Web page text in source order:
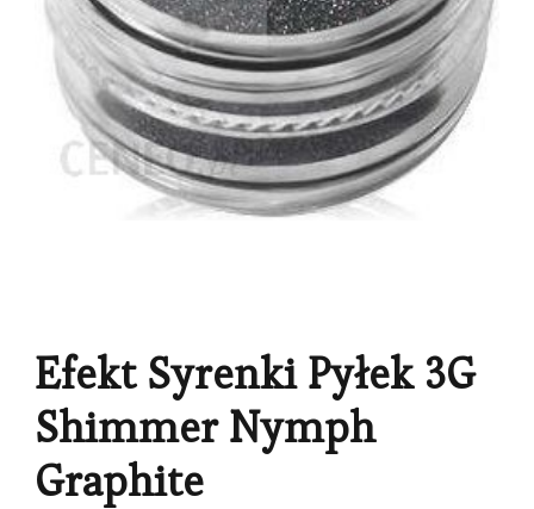
Efekt Syrenki Pyłek 3G
Shimmer Nymph
Graphite